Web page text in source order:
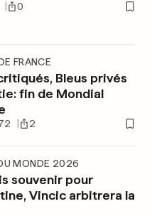
0
FRANCE
Bleus privés
fin de Mondial
2
MONDE 2026
souvenir pour
Vincic arbitrera la